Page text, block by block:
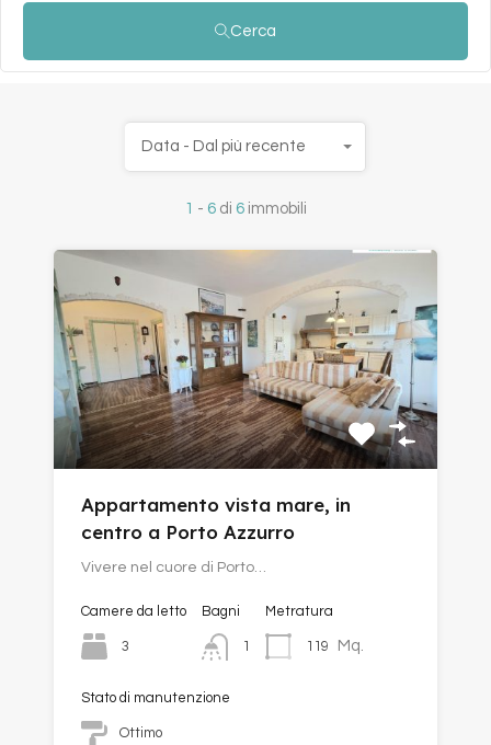
Cerca
1 - 6 di 6 immobili
Data - Dal più recente
Appartamento vista mare, in
centro a Porto Azzurro
Vivere nel cuore di Porto…
Camere da letto
3
Bagni
1
Metratura
119 Mq.
Stato di manutenzione
Ottimo